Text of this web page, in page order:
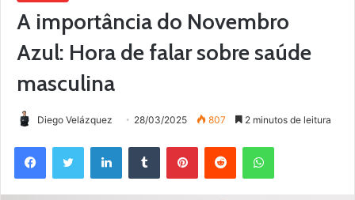
A importância do Novembro
Azul: Hora de falar sobre saúde
masculina
Diego Velázquez 28/03/2025 807 2 minutos de leitura
FacebookTwitter LinkedinTumblr PinterestReddit WhatsApp